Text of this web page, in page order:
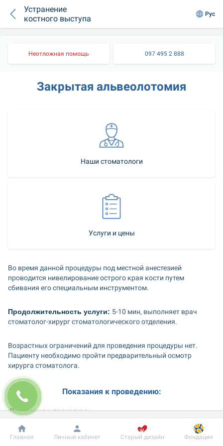
Устранение
костного выступа
Рус
Неотложная помощь 097 495 2 888
Закрытая альвеолотомия
Наши стоматологи
Услуги и цены
Во время данной процедуры под местной анестезией
проводится нивелирование острого края кости путем
сбивания его специальным инструментом.
Продолжительность услуги: 5-10 мин, выполняет врач
стоматолог-хирург стоматологического отделения.
Возрастных ограничений для проведения процедуры нет.
Пациенту необходимо пройти предварительный осмотр
хирурга стоматолога.
Показания к проведению:
Показания к процедуре:
костный выступ в области удаленного зуба, который
Добробут Информация Пациенту
Главная Личный кабинет Старый дизайн Фондация